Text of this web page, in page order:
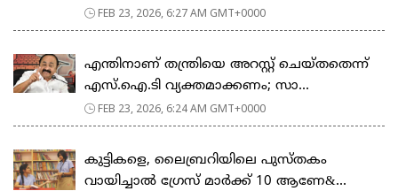
FEB 23, 2026, 6:27 AM GMT+0000
എന്തിനാണ് തന്ത്രിയെ അറസ്റ്റ് ചെയ്തതെന്ന്
എസ്.ഐ.ടി വ്യക്തമാക്കണം; സാ...
FEB 23, 2026, 6:24 AM GMT+0000
കുട്ടികളെ, ലൈബ്രറിയിലെ പുസ്തകം
വായിച്ചാല്‍ ഗ്രേസ് മാര്‍ക്ക് 10 ആണേ&...